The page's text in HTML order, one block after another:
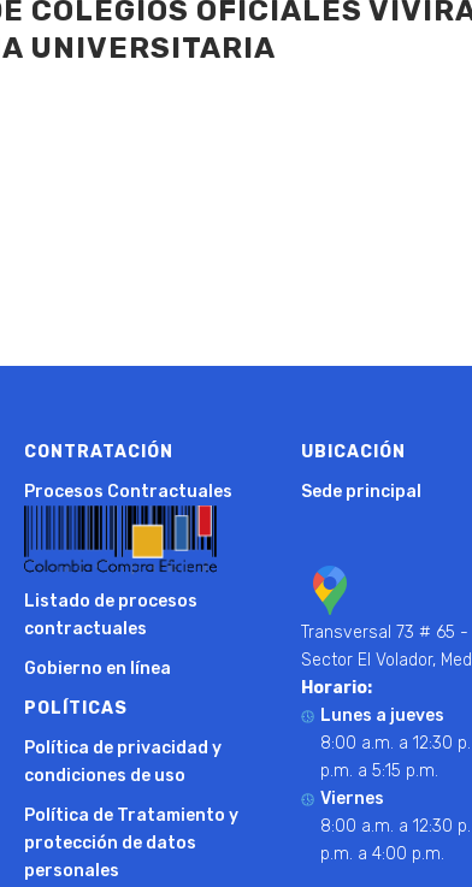
COLEGIOS OFICIALES
UNIVERSITARIA
CONTRATACIÓN
Procesos Contractuales
Listado de procesos
contractuales
Gobierno en línea
POLÍTICAS
Política de privacidad y
condiciones de uso
Política de Tratamiento y
protección de datos
personales
UBICACIÓN
Sede principal
Transversal 73 # 65
Sector El Volador,
Horario:
Lunes a jueves
8:00 a.m. a 12:30
p.m. a 5:15 p.m.
Viernes
8:00 a.m. a 12:30
p.m. a 4:00 p.m.